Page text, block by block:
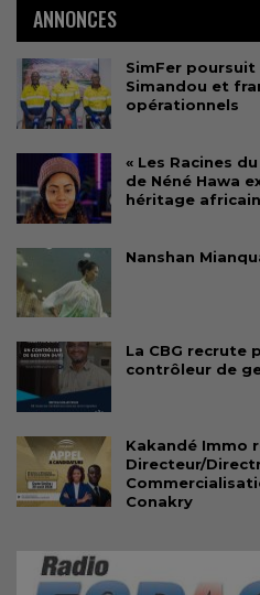
ANNONCES
SimFer
Simandou et
opérationnels
« Les Racines
de Néné Hawa
héritage
Nanshan
La CBG recrute
contrôleur de
Kakandé Immo
Directeur/
Conakry